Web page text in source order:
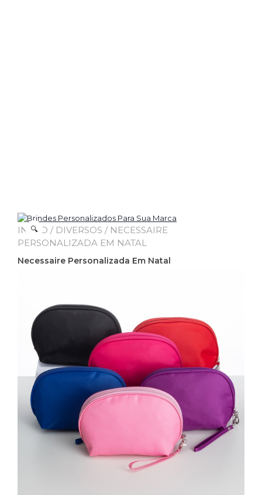
🔍
INÍCIO / DIVERSOS / NECESSAIRE
PERSONALIZADA EM NATAL
Necessaire Personalizada Em Natal